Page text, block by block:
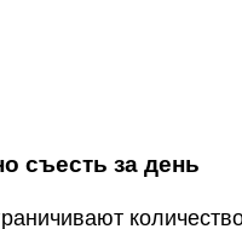
объем
г гречки 0,5 л